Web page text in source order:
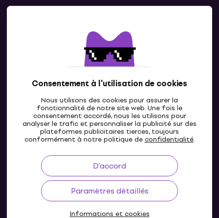
Consentement à l'utilisation de cookies
Nous utilisons des cookies pour assurer la
fonctionnalité de notre site web. Une fois le
consentement accordé, nous les utilisons pour
analyser le trafic et personnaliser la publicité sur des
plateformes publicitaires tierces, toujours
conformément à notre politique deconfidentialité.
D'accord
Paramètres détaillés
Informations et cookies
Contacte nous
LU